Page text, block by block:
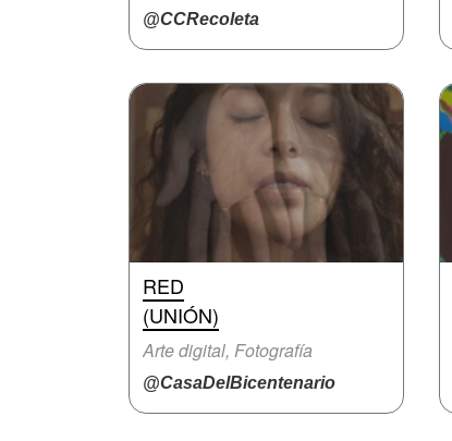
@CCRecoleta
RED
(UNIÓN)
Arte digital, Fotografía
@CasaDelBicentenario